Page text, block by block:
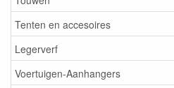
Tenten en accesoires
Legerverf
Voertuigen-Aanhangers